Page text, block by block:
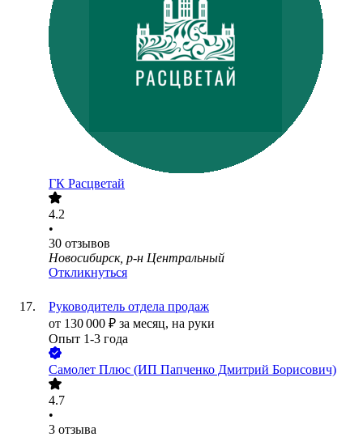
ГК Расцветай
4.2
•
30 отзывов
Новосибирск, р-н Центральный
Откликнуться
Руководитель отдела продаж
от 130 000 ₽ за месяц, на руки
Опыт 1-3 года
Самолет Плюс (ИП Папченко Дмитрий Борисович)
4.7
•
3 отзыва